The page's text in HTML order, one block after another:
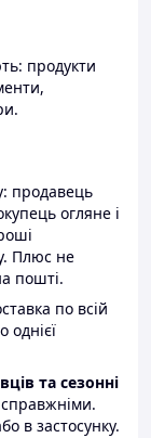
продукти
продавець
огляне і
Плюс не
пошті.
по всій
однієї
та сезонні
в застосунку.